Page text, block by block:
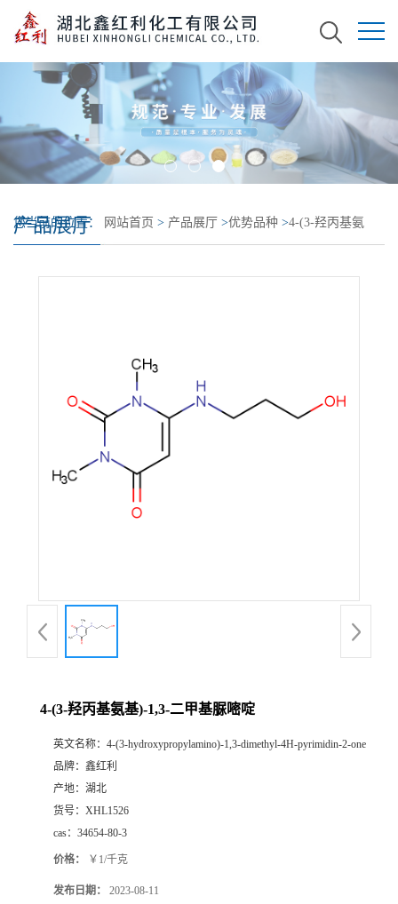
产品展厅
您当前的位置： 网站首页 > 产品展厅 >优势品种 >4-(3-羟丙基氨
4-(3-羟丙基氨基)-1,3-二甲基脲嘧啶
英文名称： 4-(3-hydroxypropylamino)-1,3-dimethyl-4H-pyrimidin-2-one
品牌： 鑫红利
产地： 湖北
货号： XHL1526
cas： 34654-80-3
价格： ￥1/千克
发布日期： 2023-08-11